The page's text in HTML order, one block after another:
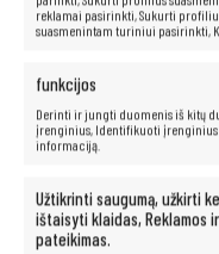
reklamai pasirinkti, Sukurti
suasmenintam turiniui pasirinkti,
funkcijos
Derinti ir jungti duomenis iš kitų
įrenginius, Identifikuoti
informaciją.
Užtikrinti saugumą, užkirti
ištaisyti klaidas, Reklamos
pateikimas.